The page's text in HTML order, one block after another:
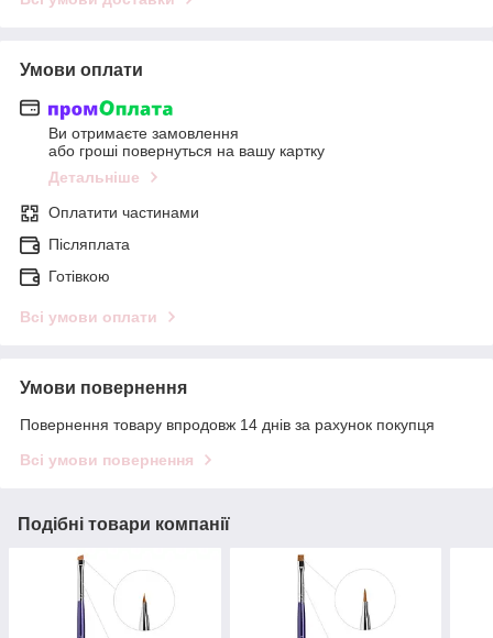
Умови оплати
Ви отримаєте замовлення
або гроші повернуться на вашу картку
Детальніше
Оплатити частинами
Післяплата
Готівкою
Всі умови оплати
Умови повернення
Повернення товару впродовж 14 днів за рахунок покупця
Всі умови повернення
Подібні товари компанії